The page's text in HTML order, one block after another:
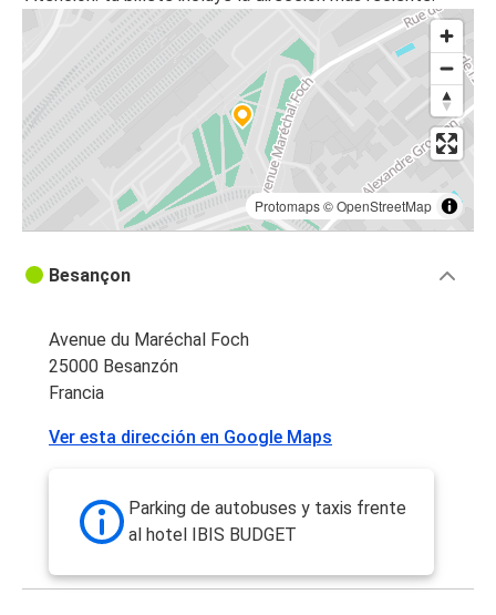
Protomaps©OpenStreetMap
Besançon
Avenue du Maréchal Foch
25000 Besanzón
Francia
Ver esta dirección en Google Maps
Parking de autobuses y taxis frente
al hotel IBIS BUDGET